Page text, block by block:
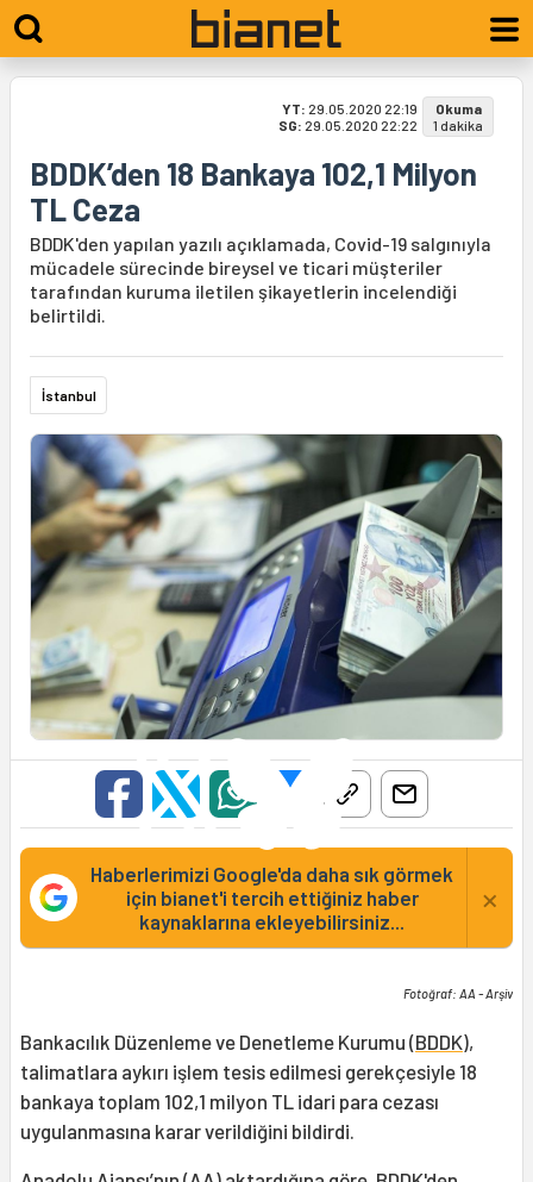
YT: 29.05.2020 22:19
SG: 29.05.2020 22:22
Okuma
1 dakika
BDDK’den 18 Bankaya 102,1 Milyon
TL Ceza
BDDK'den yapılan yazılı açıklamada, Covid-19 salgınıyla
mücadele sürecinde bireysel ve ticari müşteriler
tarafından kuruma iletilen şikayetlerin incelendiği
belirtildi.
İstanbul
Haberlerimizi Google'da daha sık görmek
için bianet'i tercih ettiğiniz haber
kaynaklarına ekleyebilirsiniz...
×
Fotoğraf: AA - Arşiv
Bankacılık Düzenleme ve Denetleme Kurumu (BDDK),
talimatlara aykırı işlem tesis edilmesi gerekçesiyle 18
bankaya toplam 102,1 milyon TL idari para cezası
uygulanmasına karar verildiğini bildirdi.